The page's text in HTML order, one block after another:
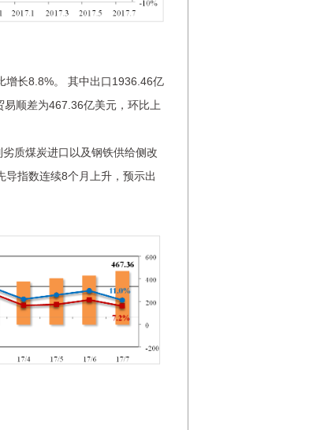
长8.8%。 其中出口1936.46亿
顺差为467.36亿美元，环比上
质煤炭进口以及钢铁供给侧改
指数连续8个月上升，预示出